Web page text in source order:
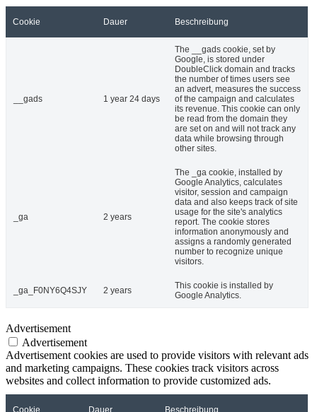
Cookie Dauer Beschreibung
__gads 1 year 24 days
The __gads cookie, set by
Google, is stored under
DoubleClick domain and tracks
the number of times users see
an advert, measures the success
of the campaign and calculates
its revenue. This cookie can only
be read from the domain they
are set on and will not track any
data while browsing through
other sites.
_ga 2 years
The _ga cookie, installed by
Google Analytics, calculates
visitor, session and campaign
data and also keeps track of site
usage for the site's analytics
report. The cookie stores
information anonymously and
assigns a randomly generated
number to recognize unique
visitors.
_ga_F0NY6Q4SJY 2 years
This cookie is installed by
Google Analytics.
Advertisement
Advertisement
Advertisement cookies are used to provide visitors with relevant ads
and marketing campaigns. These cookies track visitors across
websites and collect information to provide customized ads.
Cookie Dauer Beschreibung